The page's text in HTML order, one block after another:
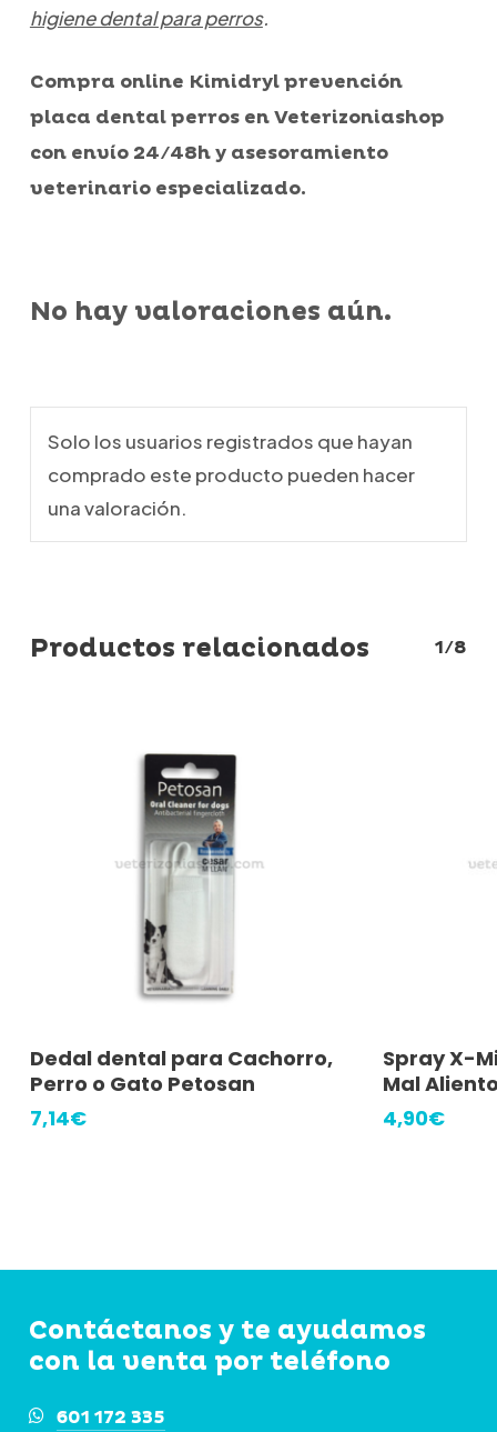
higiene dental para perros.
Compra online Kimidryl prevención
placa dental perros en Veterizoniashop
con envío 24/48h y asesoramiento
veterinario especializado.
No hay valoraciones aún.
Solo los usuarios registrados que hayan
comprado este producto pueden hacer
una valoración.
Productos relacionados 1/8
Añadir Al Carrito
Dedal dental para Cachorro,
Perro o Gato Petosan
7,14€
Spray X-
Mal
4,90€
Contáctanos y te ayudamos
con la venta por teléfono
601 172 335